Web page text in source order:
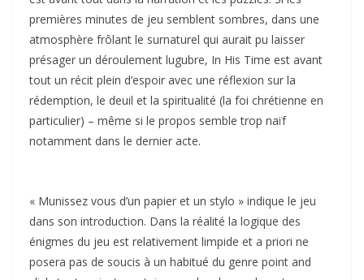
premières minutes de jeu semblent sombres, dans une
atmosphère frôlant le surnaturel qui aurait pu laisser
présager un déroulement lugubre, In His Time est avant
tout un récit plein d’espoir avec une réflexion sur la
rédemption, le deuil et la spiritualité (la foi chrétienne en
particulier) – même si le propos semble trop naïf
notamment dans le dernier acte.
« Munissez vous d’un papier et un stylo » indique le jeu
dans son introduction. Dans la réalité la logique des
énigmes du jeu est relativement limpide et a priori ne
posera pas de soucis à un habitué du genre point and